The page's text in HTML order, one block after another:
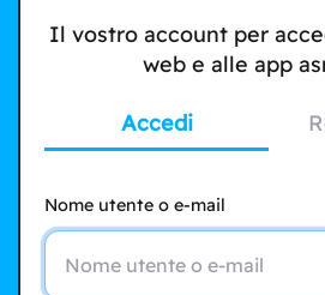
Il vostro account per
web e alle app
Accedi
Nome utente o e-mail